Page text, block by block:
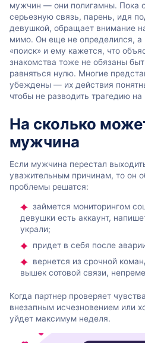
мужчин — они полигамны. Пока
серьезную связь, парень, идя
девушкой, обращает внимание
мимо. Он еще не определился, а
«поиск» и ему кажется, что
знакомства тоже не обязаны
равняться нулю. Многие
убеждены — их действия
чтобы не разводить трагедию
На сколько
мужчина
Если мужчина перестал
уважительным причинам, то он
проблемы решатся:
займется мониторингом
девушки есть аккаунт,
украли;
придет в себя после
вернется из срочной
вышек сотовой связи,
Когда партнер проверяет
внезапным исчезновением или
уйдет максимум неделя.